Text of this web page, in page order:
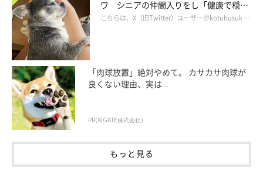
これは昔からやっているので、こういう数少ない変わらないとこ
ろを見ると『そるらしいな』と思います」
ワ シニアの仲間入りをし「健康で穏や
かな暮らしが続いてほしい」と願う
こちらは、X（旧Twitter）ユーザー＠kotubusuk …
「肉球放置」絶対やめて。 カサカサ肉球が
良くない理由、実は...
PR(AIGATE株式会社)
もっと見る